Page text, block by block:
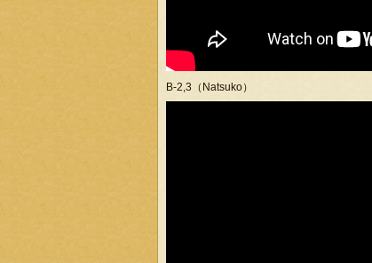
B-2,3（Natsuko）